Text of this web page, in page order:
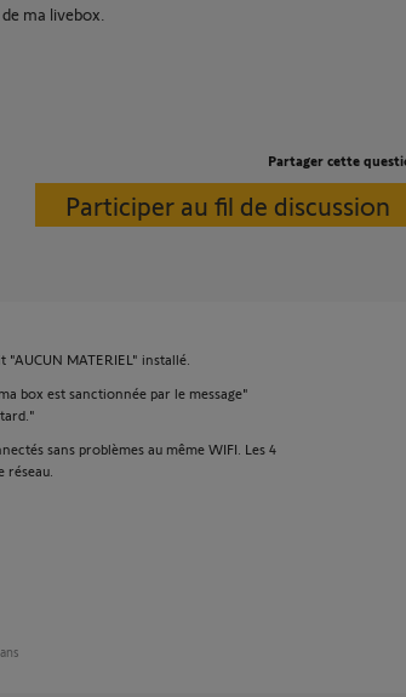
ma livebox.
Partager cette
Participer au fil de discussion
MATERIEL" installé.
box est sanctionnée par le message"
sans problèmes au même WIFI. Les 4
réseau.